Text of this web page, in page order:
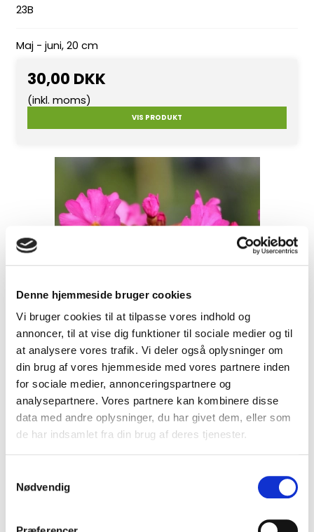
Denne hjemmeside bruger cookies
Vi bruger cookies til at tilpasse vores indhold og
annoncer, til at vise dig funktioner til sociale medier og til
at analysere vores trafik. Vi deler også oplysninger om
din brug af vores hjemmeside med vores partnere inden
for sociale medier, annonceringspartnere og
analysepartnere. Vores partnere kan kombinere disse
data med andre oplysninger, du har givet dem, eller som
de har indsamlet fra din brug af deres tjenester.
Nødvendig
23B
Maj - juni, 20 cm
30,00 DKK
(inkl. moms)
VIS PRODUKT
Rosenprimula